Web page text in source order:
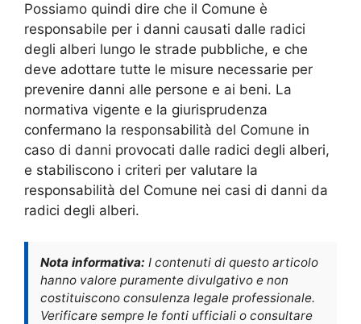
Possiamo quindi dire che il Comune è
responsabile per i danni causati dalle radici
degli alberi lungo le strade pubbliche, e che
deve adottare tutte le misure necessarie per
prevenire danni alle persone e ai beni. La
normativa vigente e la giurisprudenza
confermano la responsabilità del Comune in
caso di danni provocati dalle radici degli alberi,
e stabiliscono i criteri per valutare la
responsabilità del Comune nei casi di danni da
radici degli alberi.
Nota informativa: I contenuti di questo articolo
hanno valore puramente divulgativo e non
costituiscono consulenza legale professionale.
Verificare sempre le fonti ufficiali o consultare